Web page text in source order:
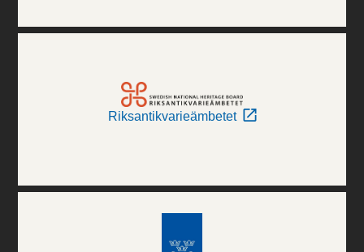
Riksantikvarieämbetet